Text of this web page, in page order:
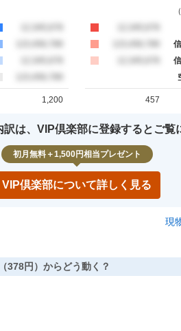
1,200
（
457
は、VIP倶楽部に登録するとご覧
初月無料＋1,500円相当プレゼント
VIP倶楽部について詳しく見る
現
378円）からどう動く？